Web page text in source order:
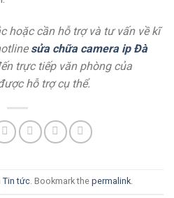
hoặc cần hỗ trợ và tư vấn về kĩ
sửa chữa camera ip Đà
trực tiếp văn phòng của
hỗ trợ cụ thể.
Tin tức. Bookmark the permalink.